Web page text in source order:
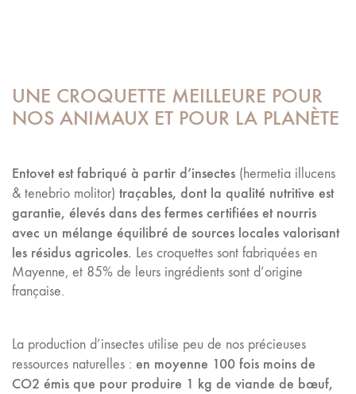
UNE CROQUETTE MEILLEURE POUR
NOS ANIMAUX ET POUR LA PLANÈTE
Entovet est fabriqué à partir d’insectes (hermetia illucens
& tenebrio molitor) traçables, dont la qualité nutritive est
garantie, élevés dans des fermes certifiées et nourris
avec un mélange équilibré de sources locales valorisant
les résidus agricoles. Les croquettes sont fabriquées en
Mayenne, et 85% de leurs ingrédients sont d’origine
française.
La production d’insectes utilise peu de nos précieuses
ressources naturelles : en moyenne 100 fois moins de
CO2 émis que pour produire 1 kg de viande de bœuf,